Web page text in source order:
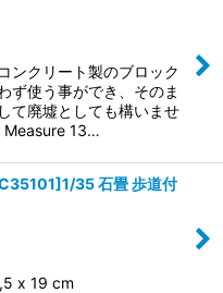
ンクリート製のブロック
ず使う事ができ、そのま
て廃墟としても構いませ
Measure 13…
35 石畳 歩道付
x 19 cm